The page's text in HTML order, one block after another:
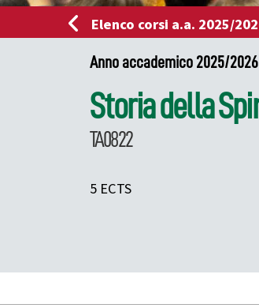
Elenco corsi a.a. 2025/
Anno accademico 2025/2026
Storia della
TA0822
5 ECTS